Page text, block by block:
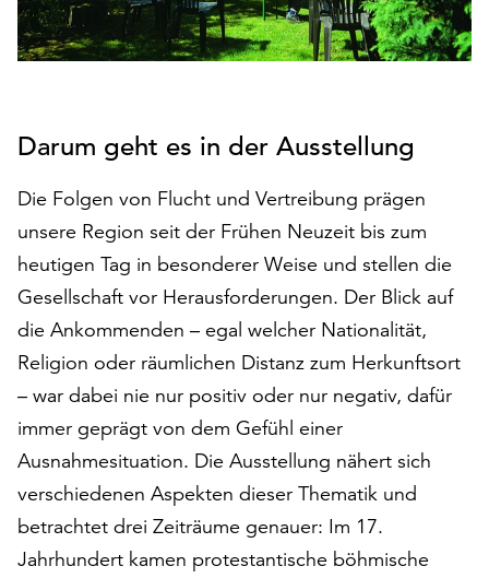
auf
„Alle
Cookies
akzeptieren.
Sie
Ihr
Einverständnis
jederzeit
ändern
und
widerrufen.
Dafür
steht
Ihnen
am
Ende
der
Darum geht es in der Ausstellung
Die Folgen von Flucht und Vertreibung prägen
unsere Region seit der Frühen Neuzeit bis zum
heutigen Tag in besonderer Weise und stellen die
Gesellschaft vor Herausforderungen. Der Blick auf
die Ankommenden – egal welcher Nationalität,
Religion oder räumlichen Distanz zum Herkunftsort
– war dabei nie nur positiv oder nur negativ, dafür
immer geprägt von dem Gefühl einer
Ausnahmesituation. Die Ausstellung nähert sich
verschiedenen Aspekten dieser Thematik und
betrachtet drei Zeiträume genauer: Im 17.
Jahrhundert kamen protestantische böhmische